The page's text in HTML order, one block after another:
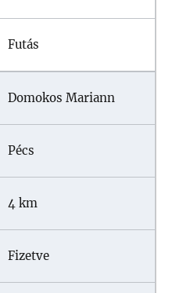
Futás
Domokos Mariann
Pécs
4 km
Fizetve